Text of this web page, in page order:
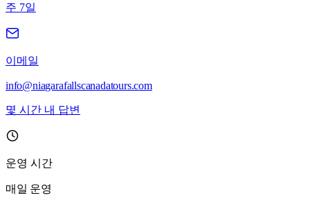
주 7일
이메일
info@niagarafallscanadatours.com
몇 시간 내 답변
운영 시간
매일 운영